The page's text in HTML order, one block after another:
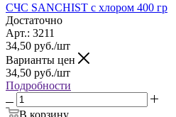
СЧС SANCHIST с хлором 400 гр
Достаточно
Арт.: 3211
34,50 руб./шт
Варианты цен
34,50 руб./шт
Подробности
В корзину